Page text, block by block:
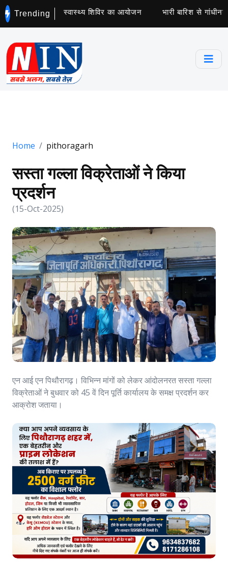
Trending
में हुआ नि:शुल्क स्वास्थ्य शिविर का आयोजन भारी बारिश से
Home pithoragarh
सस्ता गल्ला विक्रेताओं ने किया
प्रदर्शन
(15-Oct-2025)
एन आई एन पिथौरागढ़। विभिन्न मांगों को लेकर आंदोलनरत सस्ता गल्ला
विक्रेताओं ने बुधवार को 45 वें दिन पूर्ति कार्यालय के समक्ष प्रदर्शन कर
आक्रोश जताया।